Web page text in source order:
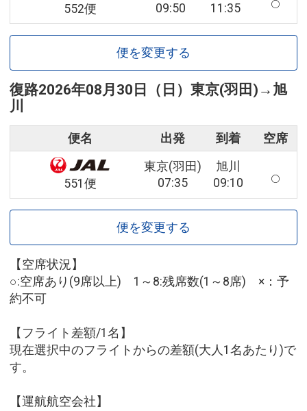
552便
09:50
11:35
便を変更する
復路2026年08月30日（日） 東京(羽田) → 旭
川
便名 出発 到着 空席
551便
東京(羽田)
07:35
旭川
09:10
便を変更する
【空席状況】
○:空席あり(9席以上) 1～8:残席数(1～8席) ×：予
約不可
【フライト差額/1名】
現在選択中のフライトからの差額(大人1名あたり)で
す。
【運航航空会社】